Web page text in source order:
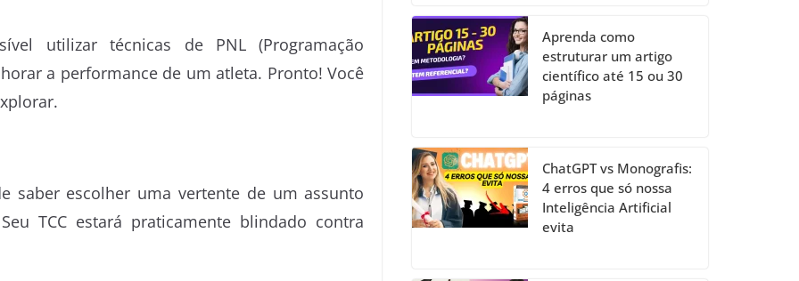
utilizar técnicas de PNL (Programação
a performance de um atleta. Pronto! Você
saber escolher uma vertente de um assunto
TCC estará praticamente blindado contra
Aprenda como
estruturar um artigo
científico até 15 ou 30
páginas
ChatGPT vs Monografis:
4 erros que só nossa
Inteligência Artificial
evita